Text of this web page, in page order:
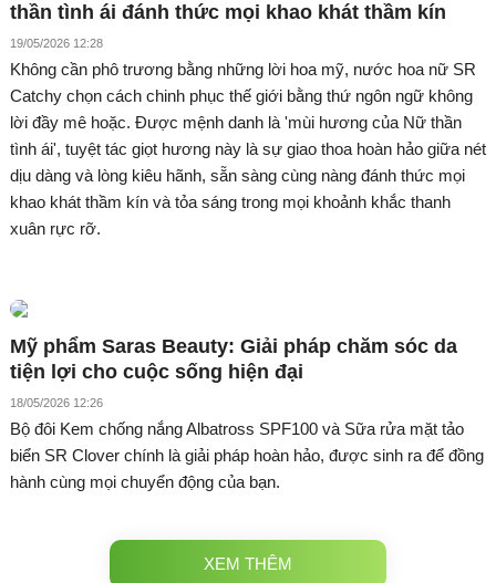
thần tình ái đánh thức mọi khao khát thầm kín
19/05/2026 12:28
Không cần phô trương bằng những lời hoa mỹ, nước hoa nữ SR
Catchy chọn cách chinh phục thế giới bằng thứ ngôn ngữ không
lời đầy mê hoặc. Được mệnh danh là 'mùi hương của Nữ thần
tình ái', tuyệt tác giọt hương này là sự giao thoa hoàn hảo giữa nét
dịu dàng và lòng kiêu hãnh, sẵn sàng cùng nàng đánh thức mọi
khao khát thầm kín và tỏa sáng trong mọi khoảnh khắc thanh
xuân rực rỡ.
Mỹ phẩm Saras Beauty: Giải pháp chăm sóc da
tiện lợi cho cuộc sống hiện đại
18/05/2026 12:26
Bộ đôi Kem chống nắng Albatross SPF100 và Sữa rửa mặt tảo
biển SR Clover chính là giải pháp hoàn hảo, được sinh ra để đồng
hành cùng mọi chuyển động của bạn.
XEM THÊM